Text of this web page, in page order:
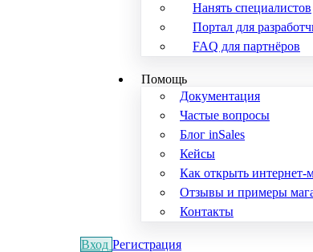
Нанять специалистов
Портал для
FAQ для партнёров
Помощь
Документация
Частые вопросы
Блог inSales
Кейсы
Как открыть интернет-
Отзывы и примеры
Контакты
Вход Регистрация